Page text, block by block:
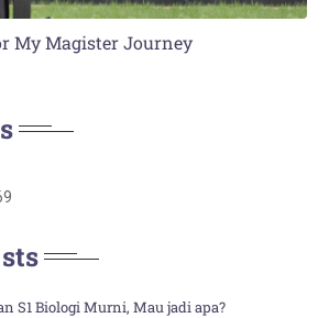
My Magister Journey
S1 Biologi Murni, Mau jadi apa?